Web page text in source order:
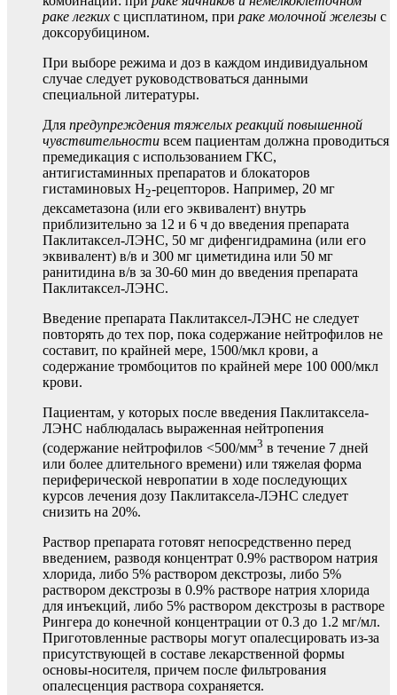
раке легких с цисплатином, при раке молочной железы с
доксорубицином.
При выборе режима и доз в каждом индивидуальном
случае следует руководствоваться данными
специальной литературы.
Для предупреждения тяжелых реакций повышенной
чувствительности всем пациентам должна проводиться
премедикация с использованием ГКС,
антигистаминных препаратов и блокаторов
гистаминовых Н2-рецепторов. Например, 20 мг
дексаметазона (или его эквивалент) внутрь
приблизительно за 12 и 6 ч до введения препарата
Паклитаксел-ЛЭНС, 50 мг дифенгидрамина (или его
эквивалент) в/в и 300 мг циметидина или 50 мг
ранитидина в/в за 30-60 мин до введения препарата
Паклитаксел-ЛЭНС.
Введение препарата Паклитаксел-ЛЭНС не следует
повторять до тех пор, пока содержание нейтрофилов не
составит, по крайней мере, 1500/мкл крови, а
содержание тромбоцитов по крайней мере 100 000/мкл
крови.
Пациентам, у которых после введения Паклитаксела-
ЛЭНС наблюдалась выраженная нейтропения
(содержание нейтрофилов <500/мм3 в течение 7 дней
или более длительного времени) или тяжелая форма
периферической невропатии в ходе последующих
курсов лечения дозу Паклитаксела-ЛЭНС следует
снизить на 20%.
Раствор препарата готовят непосредственно перед
введением, разводя концентрат 0.9% раствором натрия
хлорида, либо 5% раствором декстрозы, либо 5%
раствором декстрозы в 0.9% растворе натрия хлорида
для инъекций, либо 5% раствором декстрозы в растворе
Рингера до конечной концентрации от 0.3 до 1.2 мг/мл.
Приготовленные растворы могут опалесцировать из-за
присутствующей в составе лекарственной формы
основы-носителя, причем после фильтрования
опалесценция раствора сохраняется.